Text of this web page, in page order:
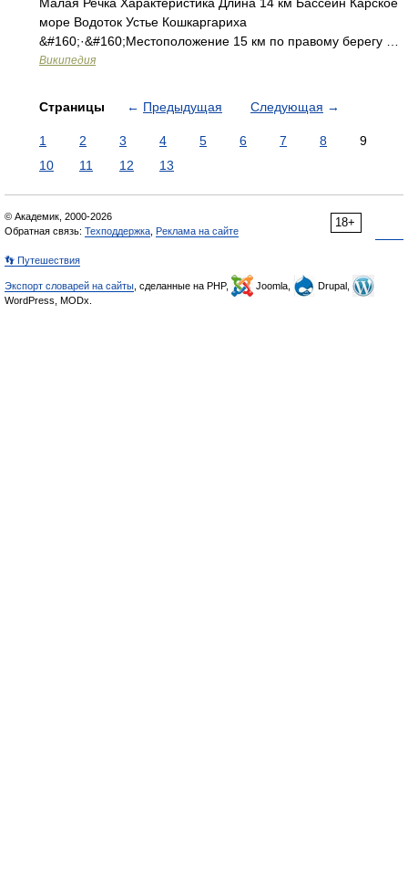
море Водоток Устье Кошкаргариха
&#160;·&#160;Местоположение 15 км по правому берегу …
Википедия
Страницы ← Предыдущая Следующая →
1 2 3 4 5 6 7 8
9
10
11 12 13
18+
© Академик, 2000-2026
Обратная связь: Техподдержка Реклама на сайте
👣 Путешествия
Экспорт словарей на сайты , сделанные на PHP, Joomla,
Drupal,
WordPress, MODx.